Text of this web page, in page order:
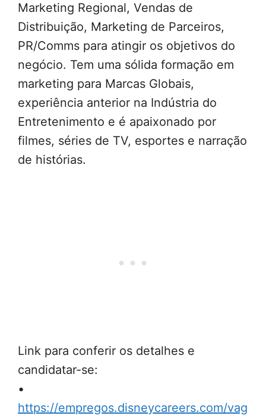
Marketing Regional, Vendas de
Distribuição, Marketing de Parceiros,
PR/Comms para atingir os objetivos do
negócio. Tem uma sólida formação em
marketing para Marcas Globais,
experiência anterior na Indústria do
Entretenimento e é apaixonado por
filmes, séries de TV, esportes e narração
de histórias.
Link para conferir os detalhes e
candidatar-se:
•
https://empregos.disneycareers.com/vag